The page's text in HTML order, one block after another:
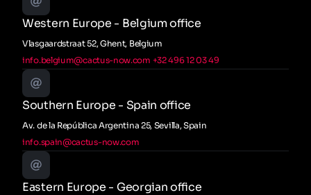
Western Europe - Belgium office
Vlasgaardstraat 52, Ghent, Belgium
info.belgium@cactus-now.com +32 496 12 03 49
Southern Europe - Spain office
Av. de la República Argentina 25, Sevilla, Spain
info.spain@cactus-now.com
Eastern Europe - Georgian office